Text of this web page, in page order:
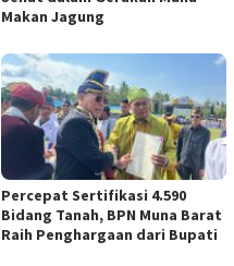
Makan Jagung
Percepat Sertifikasi 4.590
Bidang Tanah, BPN Muna Barat
Raih Penghargaan dari Bupati